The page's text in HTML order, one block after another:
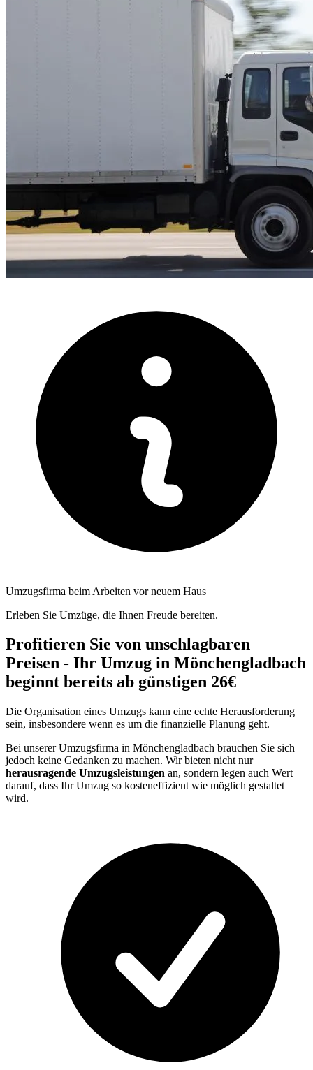
Umzugsfirma beim Arbeiten vor neuem Haus
Erleben Sie Umzüge, die Ihnen Freude bereiten.
Profitieren Sie von unschlagbaren
Preisen - Ihr Umzug in Mönchengladbach
beginnt bereits ab günstigen 26€
Die Organisation eines Umzugs kann eine echte Herausforderung
sein, insbesondere wenn es um die finanzielle Planung geht.
Bei unserer Umzugsfirma in Mönchengladbach brauchen Sie sich
jedoch keine Gedanken zu machen. Wir bieten nicht nur
herausragende Umzugsleistungen an, sondern legen auch Wert
darauf, dass Ihr Umzug so kosteneffizient wie möglich gestaltet
wird.